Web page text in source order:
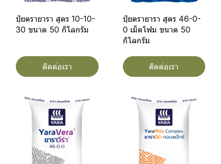
ปุ๋ยตรายารา สูตร 10-10-
30 ขนาด 50 กิโลกรัม
ติดต่อเรา
ปุ๋ยตรายารา สูตร 46-0-
0 เม็ดโฟม ขนาด 50
กิโลกรัม
ติดต่อเรา